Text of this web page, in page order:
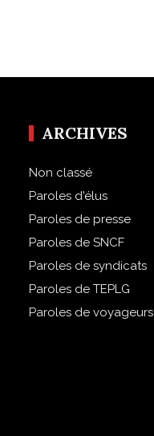
ARCHIVES
Non classé
Paroles d'élus
Paroles de presse
Paroles de SNCF
Paroles de syndicats
Paroles de TEPLG
Paroles de voyageurs